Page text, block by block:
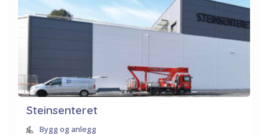
Steinsenteret
Bygg og anlegg